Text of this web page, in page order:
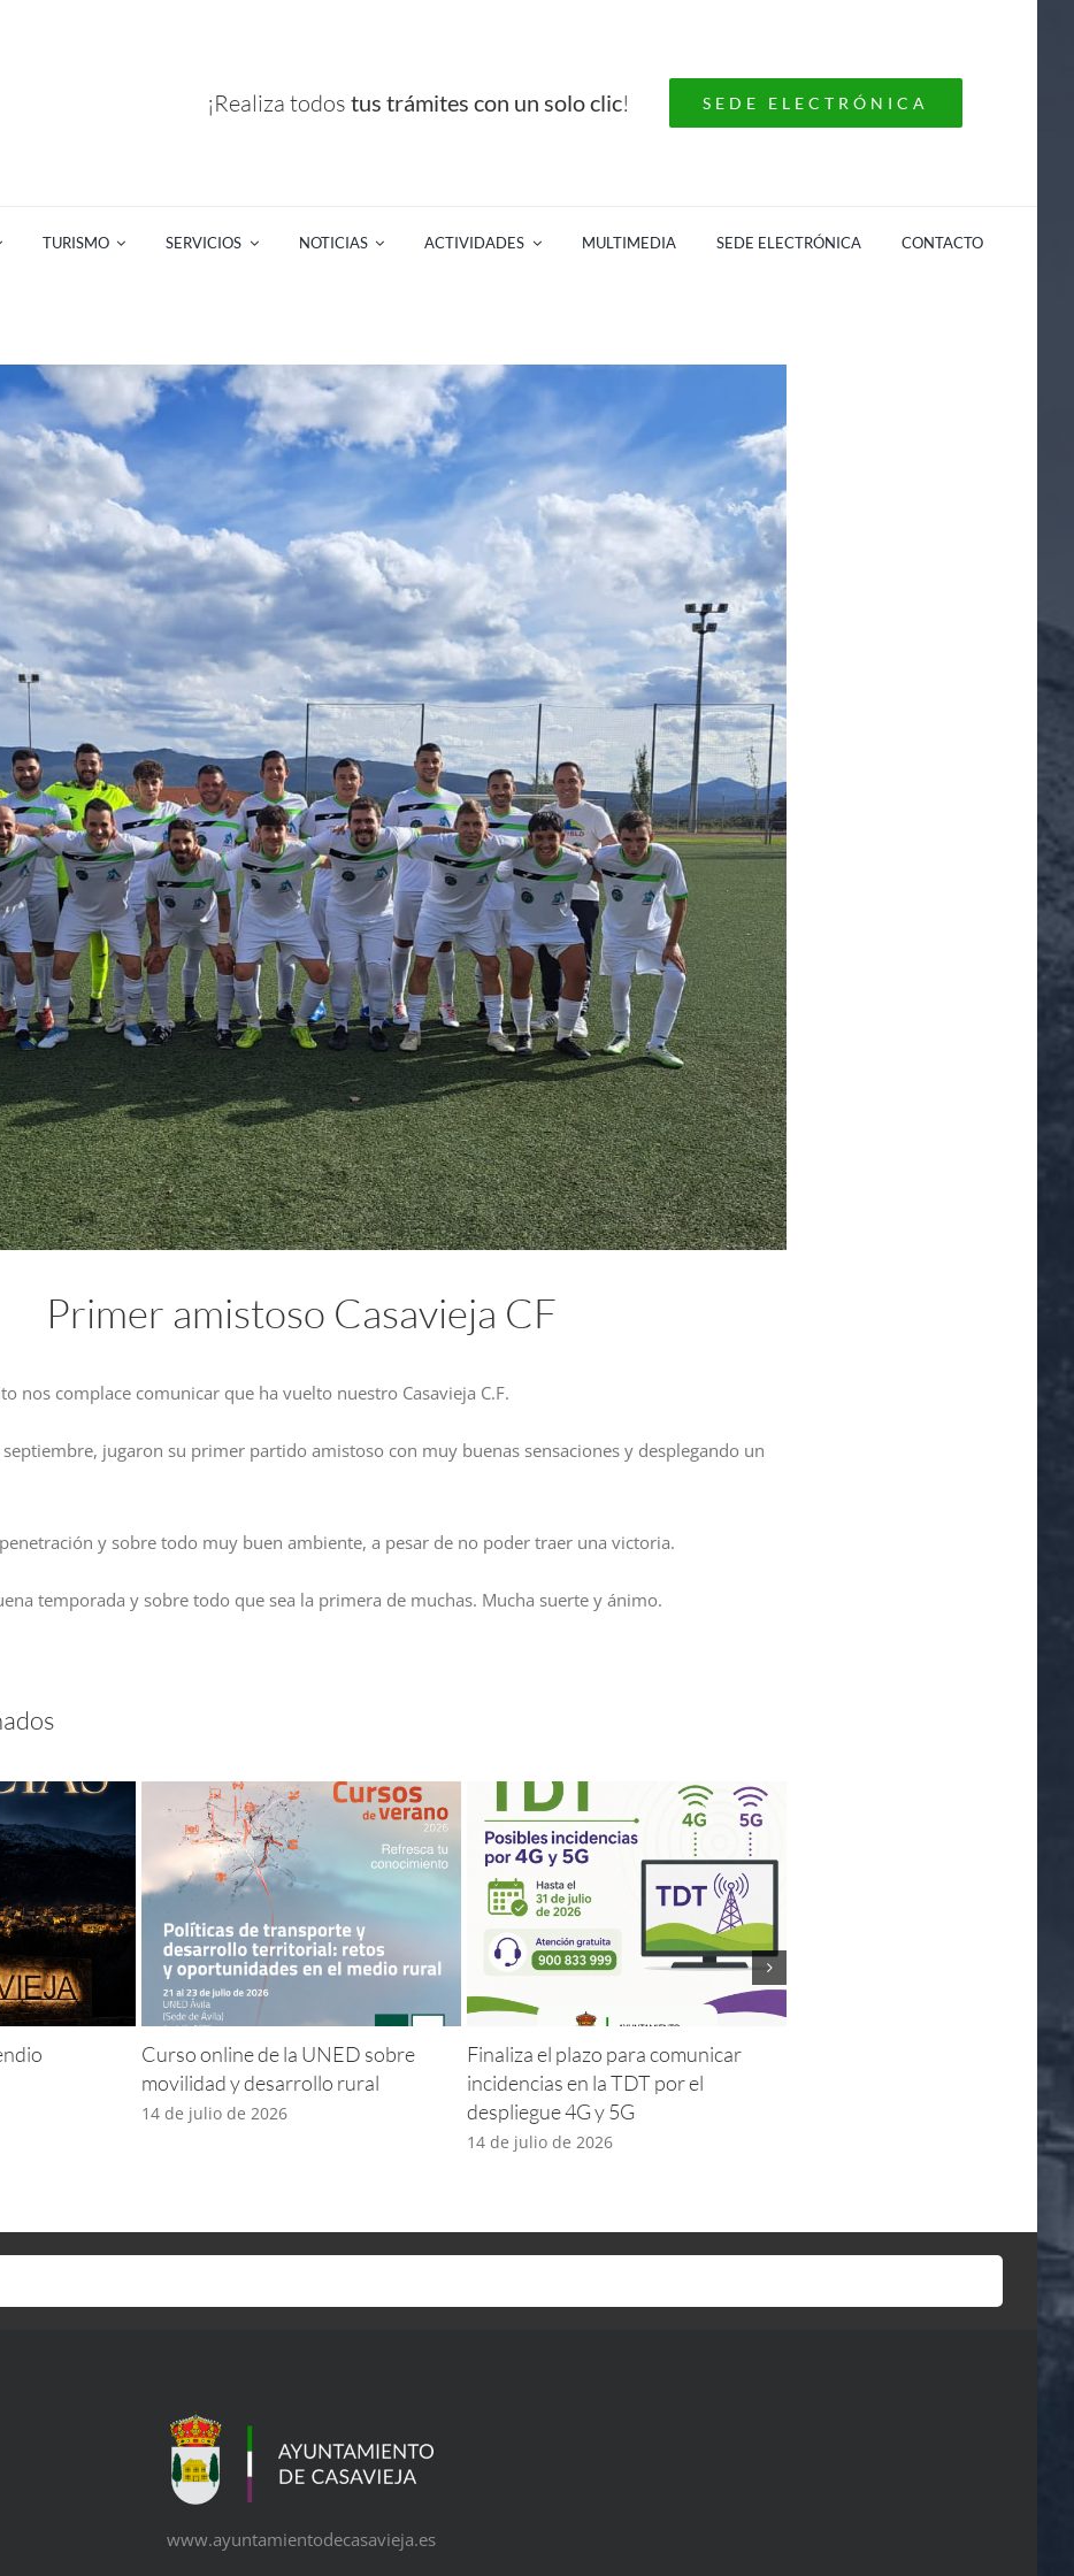
¡Realiza todos tus trámites con un solo clic! SEDE ELECTRÓNICA
TURISMO SERVICIOS NOTICIAS ACTIVIDADES MULTIMEDIA SEDE ELECTRÓNICA CONTACTO
Primer amistoso Casavieja CF
nos complace comunicar que ha vuelto nuestro Casavieja C.F.
jugaron su primer partido amistoso con muy buenas sensaciones y desplegando un
y sobre todo muy buen ambiente, a pesar de no poder traer una victoria.
temporada y sobre todo que sea la primera de muchas. Mucha suerte y ánimo.
Curso online de la UNED sobre
movilidad y desarrollo rural
14 de julio de 2026
Finaliza el plazo para comunicar
incidencias en la TDT por el
despliegue 4G y 5G
14 de julio de 2026
www.ayuntamientodecasavieja.es